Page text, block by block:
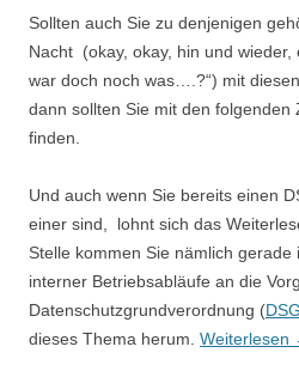
Sollten auch Sie zu denjenigen
Nacht (okay, okay, hin und wieder,
war doch noch was….?“) mit
dann sollten Sie mit den folgenden
finden.
Und auch wenn Sie bereits einen
einer sind, lohnt sich das
Stelle kommen Sie nämlich gerade
interner Betriebsabläufe an die
Datenschutzgrundverordnung (
dieses Thema herum. Weiterlesen